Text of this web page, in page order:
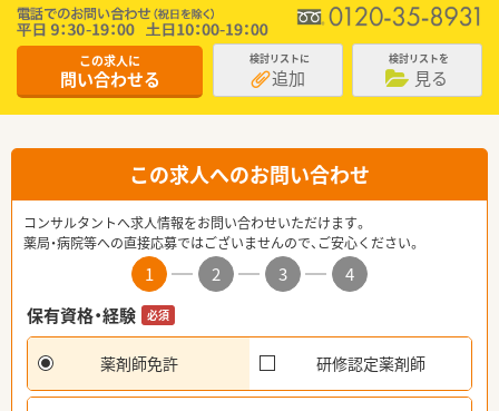
この求人に
問い合わせる
検討リストに
追加
検討リストを
見る
この求人へのお問い合わせ
コンサルタントへ求人情報をお問い合わせいただけます。
薬局・病院等への直接応募ではございませんので、ご安心ください。
1 2 3
4
保有資格・経験
必須
薬剤師免許 研修認定薬剤師